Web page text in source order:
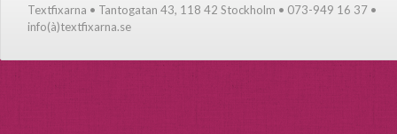
Textfixarna • Tantogatan 43, 118 42 Stockholm • 073-949 16 37 •
info(à)textfixarna.se